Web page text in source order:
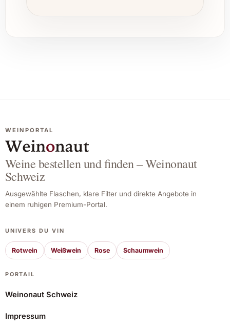
WEINPORTAL
Weine bestellen und finden – Weinonaut
Schweiz
Ausgewählte Flaschen, klare Filter und direkte Angebote in
einem ruhigen Premium-Portal.
UNIVERS DU VIN
Rotwein Weißwein Rose Schaumwein
PORTAIL
Weinonaut Schweiz
Impressum